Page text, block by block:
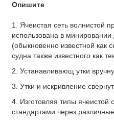
Опишите
1. Ячеистая сеть волнистой
использована в
(обыкновенно известной как
судна также известного как
2. Устанавливающ утки
3. Утки и искривление
4. Изготовляя типы ячеистой
стандартами через